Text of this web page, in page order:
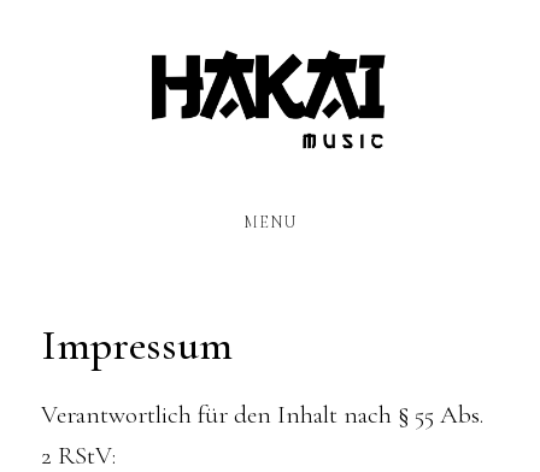
MENU
Impressum
Verantwortlich für den Inhalt nach § 55 Abs.
2 RStV: